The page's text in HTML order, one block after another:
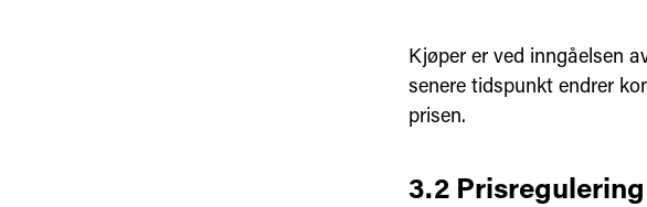
Kjøper er ved inngåelsen
senere tidspunkt endrer
prisen.
3.2 Prisregulering